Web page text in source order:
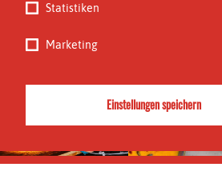
Statistiken
Marketing
Einstellungen speichern